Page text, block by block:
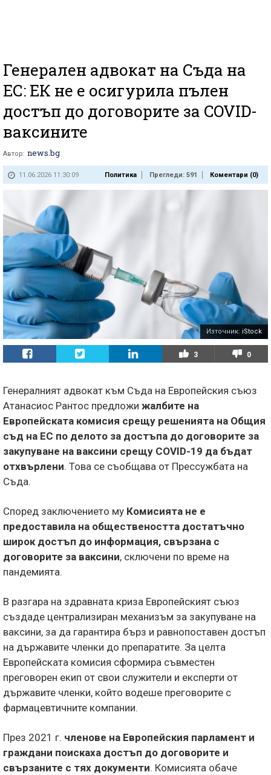
Генерален адвокат на Съда на
ЕС: ЕК не е осигурила пълен
достъп до договорите за COVID-
ваксините
Автор: news.bg
11.06.2026 11:30:09 Политика Прегледи: 591 Коментари (0)
Източник: iStock
3 0
Генералният адвокат към Съда на Европейския съюз
Атанасиос Рантос предложи жалбите на
Европейската комисия срещу решенията на Общия
съд на ЕС по делото за достъпа до договорите за
закупуване на ваксини срещу COVID-19 да бъдат
отхвърлени. Това се съобщава от Прессужбата на
Съда.
Според заключението му Комисията не е
предоставила на обществеността достатъчно
широк достъп до информация, свързана с
договорите за ваксини, сключени по време на
пандемията.
В разгара на здравната криза Европейският съюз
създаде централизиран механизъм за закупуване на
ваксини, за да гарантира бърз и равнопоставен достъп
на държавите членки до препаратите. За целта
Европейската комисия сформира съвместен
преговорен екип от свои служители и експерти от
държавите членки, който водеше преговорите с
фармацевтичните компании.
През 2021 г. членове на Европейския парламент и
граждани поискаха достъп до договорите и
свързаните с тях документи. Комисията обаче